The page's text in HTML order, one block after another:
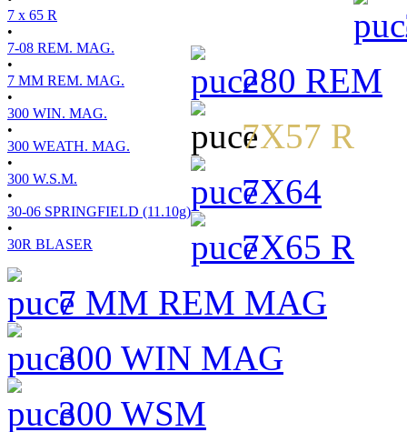
7 x 65 R
•
7-08 REM. MAG.
•
7 MM REM. MAG.
•
300 WIN. MAG.
•
300 WEATH. MAG.
•
300 W.S.M.
•
30-06 SPRINGFIELD (11.10g)
•
30R BLASER
280 REM
7X57 R
7X64
7X65 R
7 MM REM MAG
300 WIN MAG
300 WSM